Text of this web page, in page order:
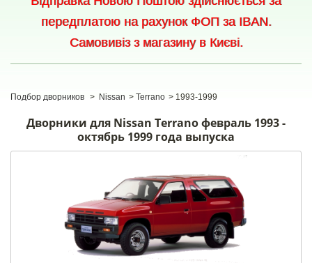
передплатою на рахунок ФОП за IBAN.
Самовивіз з магазину в Києві.
Подбор дворников > Nissan > Terrano > 1993-1999
Дворники для Nissan Terrano февраль 1993 -
октябрь 1999 года выпуска